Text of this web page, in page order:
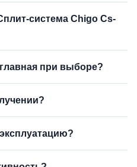
система Chigo Cs-
главная при выборе?